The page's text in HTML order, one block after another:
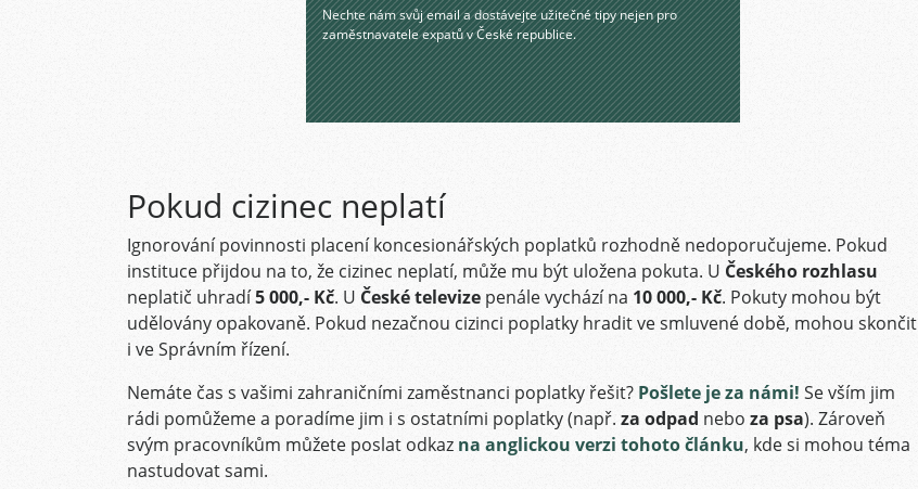
Nechte nám svůj email a dostávejte užitečné tipy nejen pro
zaměstnavatele expatů v České republice.
Pokud cizinec neplatí
Ignorování povinnosti placení koncesionářských poplatků rozhodně nedoporučujeme. Pokud
instituce přijdou na to, že cizinec neplatí, může mu být uložena pokuta. U Českého rozhlasu
neplatič uhradí5 000,- Kč. U České televize penále vychází na 10 000,- Kč. Pokuty mohou být
udělovány opakovaně. Pokud nezačnou cizinci poplatky hradit ve smluvené době, mohou skončit
i ve Správním řízení.
Nemáte čas s vašimi zahraničními zaměstnanci poplatky řešit? Pošlete je za námi! Se vším jim
rádi pomůžeme a poradíme jim i s ostatními poplatky (např. za odpad nebo za psa). Zároveň
svým pracovníkům můžete poslat odkaz na anglickou verzi tohoto článku, kde si mohou téma
nastudovat sami.